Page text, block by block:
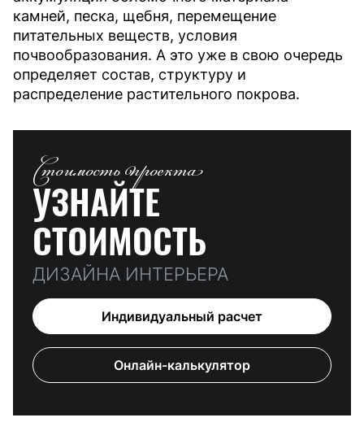
камней, песка, щебня, перемещение
питательных веществ, условия
почвообразования. А это уже в свою очередь
определяет состав, структуру и
распределение растительного покрова.
Стоимость проекта
УЗНАЙТЕ
СТОИМОСТЬ
ДИЗАЙНА ИНТЕРЬЕРА
Индивидуальный расчет
Онлайн-калькулятор